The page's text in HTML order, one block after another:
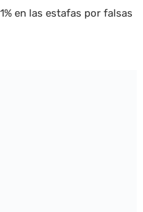
en las estafas por falsas